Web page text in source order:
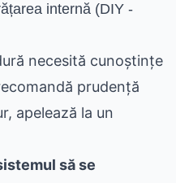
internă (DIY -
necesită cunoștințe
prudență
apelează la un
să se